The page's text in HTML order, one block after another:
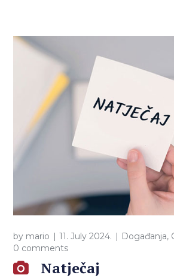
by mario 11. July 2024. Događanja,
0 comments
Natječaj